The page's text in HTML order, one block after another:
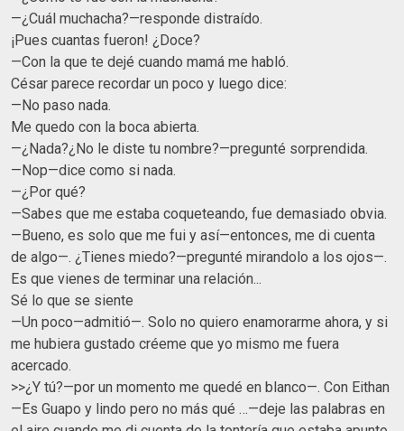
—¿Cuál muchacha?—responde distraído.
¡Pues cuantas fueron! ¿Doce?
—Con la que te dejé cuando mamá me habló.
César parece recordar un poco y luego dice:
—No paso nada.
Me quedo con la boca abierta.
—¿Nada?¿No le diste tu nombre?—pregunté sorprendida.
—Nop—dice como si nada.
—¿Por qué?
—Sabes que me estaba coqueteando, fue demasiado obvia.
—Bueno, es solo que me fui y así—entonces, me di cuenta
de algo—. ¿Tienes miedo?—pregunté mirandolo a los ojos—.
Es que vienes de terminar una relación...
Sé lo que se siente
—Un poco—admitió—. Solo no quiero enamorarme ahora, y si
me hubiera gustado créeme que yo mismo me fuera
acercado.
>>¿Y tú?—por un momento me quedé en blanco—. Con Eithan
—Es Guapo y lindo pero no más qué …—deje las palabras en